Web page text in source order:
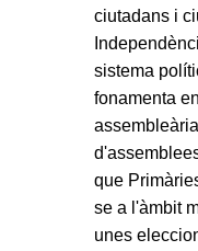
ciutadans i
sistema
fonamenta
que
se a l'àmbit
unes